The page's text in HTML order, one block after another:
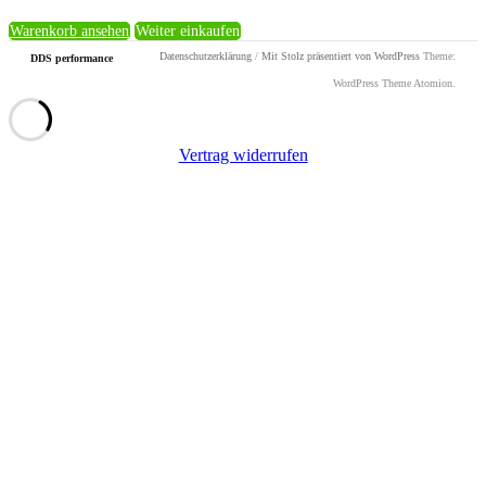
Warenkorb ansehen Weiter einkaufen
DDS performance Datenschutzerklärung / Mit Stolz präsentiert von WordPress Theme:
WordPress Theme Atomion.
Vertrag widerrufen